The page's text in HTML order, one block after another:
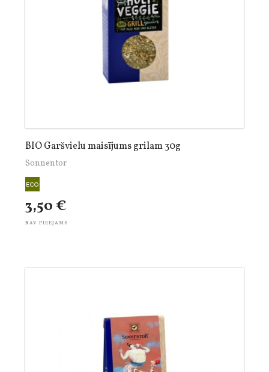
BIO Garšvielu maisījums grilam 30g
Sonnentor
3,50 €
NAV PIEEJAMS